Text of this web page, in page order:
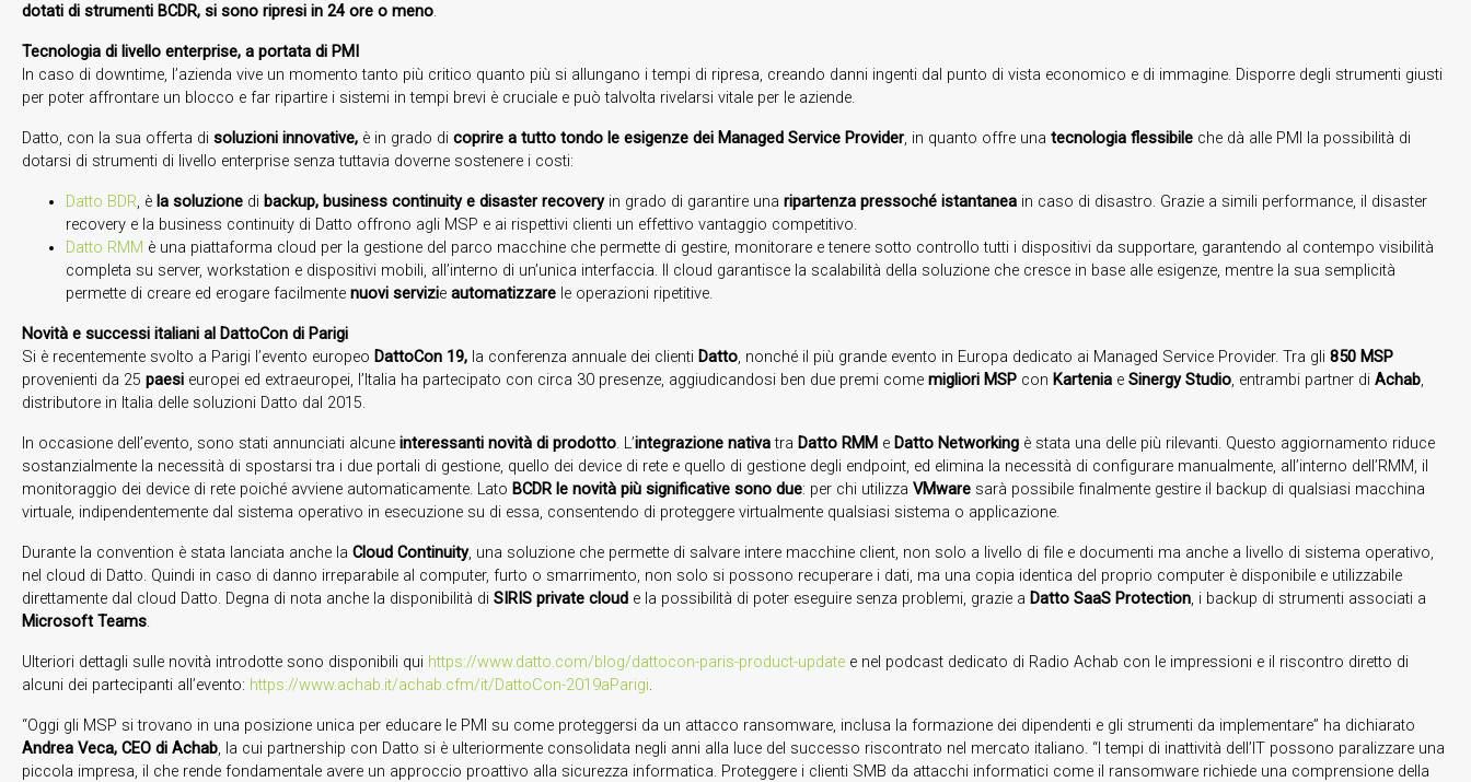
dotati di strumenti BCDR, si sono ripresi in 24 ore o meno.
Tecnologia di livello enterprise, a portata di PMI
In caso di downtime, l’azienda vive un momento tanto più critico quanto più si allungano i tempi di ripresa, creando danni ingenti dal punto di vista economico e di immagine. Disporre degli strumenti giusti
per poter affrontare un blocco e far ripartire i sistemi in tempi brevi è cruciale e può talvolta rivelarsi vitale per le aziende.
Datto, con la sua offerta di soluzioni innovative, è in grado di coprire a tutto tondo le esigenze dei Managed Service Provider, in quanto offre una tecnologia flessibile che dà alle PMI la possibilità di
dotarsi di strumenti di livello enterprise senza tuttavia doverne sostenere i costi:
Datto BDR, è la soluzione di backup, business continuity e disaster recoveryin grado di garantire una ripartenza pressoché istantanea in caso di disastro. Grazie a simili performance, il disaster
recovery e la business continuity di Datto offrono agli MSP e ai rispettivi clienti un effettivo vantaggio competitivo.
Datto RMM è una piattaforma cloud per la gestione del parco macchine che permette di gestire, monitorare e tenere sotto controllo tutti i dispositivi da supportare, garantendo al contempo visibilità
completa su server, workstation e dispositivi mobili, all’interno di un’unica interfaccia. Il cloud garantisce la scalabilità della soluzione che cresce in base alle esigenze, mentre la sua semplicità
permette di creare ed erogare facilmente nuovi servizie automatizzare le operazioni ripetitive.
Novità e successi italiani al DattoCon di Parigi
Si è recentemente svolto a Parigi l’evento europeo DattoCon 19, la conferenza annuale dei clienti Datto, nonché il più grande evento in Europa dedicato ai Managed Service Provider. Tra gli 850 MSP
provenienti da 25 paesi europei ed extraeuropei, l’Italia ha partecipato con circa 30 presenze, aggiudicandosi ben due premi come migliori MSP con Kartenia e Sinergy Studio, entrambi partner di Achab,
distributore in Italia delle soluzioni Datto dal 2015.
In occasione dell’evento, sono stati annunciati alcune interessanti novità di prodotto. L’integrazione nativatra Datto RMM e Datto Networking è stata una delle più rilevanti. Questo aggiornamento riduce
sostanzialmente la necessità di spostarsi tra i due portali di gestione, quello dei device di rete e quello di gestione degli endpoint, ed elimina la necessità di configurare manualmente, all’interno dell’RMM, il
monitoraggio dei device di rete poiché avviene automaticamente. Lato BCDR le novità più significative sono due: per chi utilizza VMware sarà possibile finalmente gestire il backup di qualsiasi macchina
virtuale, indipendentemente dal sistema operativo in esecuzione su di essa, consentendo di proteggere virtualmente qualsiasi sistema o applicazione.
Durante la convention è stata lanciata anche la Cloud Continuity, una soluzione che permette di salvare intere macchine client, non solo a livello di file e documenti ma anche a livello di sistema operativo,
nel cloud di Datto. Quindi in caso di danno irreparabile al computer, furto o smarrimento, non solo si possono recuperare i dati, ma una copia identica del proprio computer è disponibile e utilizzabile
direttamente dal cloud Datto. Degna di nota anche la disponibilità di SIRIS private cloud e la possibilità di poter eseguire senza problemi, grazie a Datto SaaS Protection, i backup di strumenti associati a
Microsoft Teams.
Ulteriori dettagli sulle novità introdotte sono disponibili qui https://www.datto.com/blog/dattocon-paris-product-update e nel podcast dedicato di Radio Achab con le impressioni e il riscontro diretto di
alcuni dei partecipanti all’evento: https://www.achab.it/achab.cfm/it/DattoCon-2019aParigi.
“Oggi gli MSP si trovano in una posizione unica per educare le PMI su come proteggersi da un attacco ransomware, inclusa la formazione dei dipendenti e gli strumenti da implementare” ha dichiarato
Andrea Veca, CEO di Achab, la cui partnership con Datto si è ulteriormente consolidata negli anni alla luce del successo riscontrato nel mercato italiano. “I tempi di inattività dell’IT possono paralizzare una
piccola impresa, il che rende fondamentale avere un approccio proattivo alla sicurezza informatica. Proteggere i clienti SMB da attacchi informatici come il ransomware richiede una comprensione della